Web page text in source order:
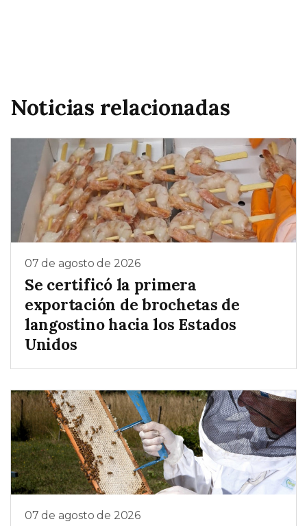
Noticias relacionadas
07 de agosto de 2026
Se certificó la primera
exportación de brochetas de
langostino hacia los Estados
Unidos
07 de agosto de 2026